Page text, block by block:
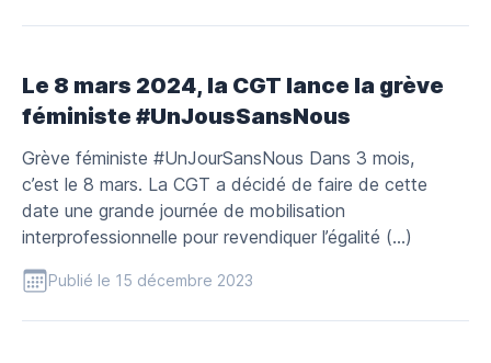
Le 8 mars 2024, la CGT lance la grève
féministe #UnJousSansNous
Grève féministe #UnJourSansNous Dans 3 mois,
c’est le 8 mars. La CGT a décidé de faire de cette
date une grande journée de mobilisation
interprofessionnelle pour revendiquer l’égalité (…)
Publié le 15 décembre 2023